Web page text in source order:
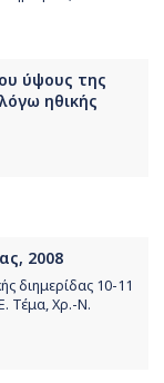
ύψους της
ηθικής
2008
διημερίδας 10-11
Τέμα, Χρ.-Ν.